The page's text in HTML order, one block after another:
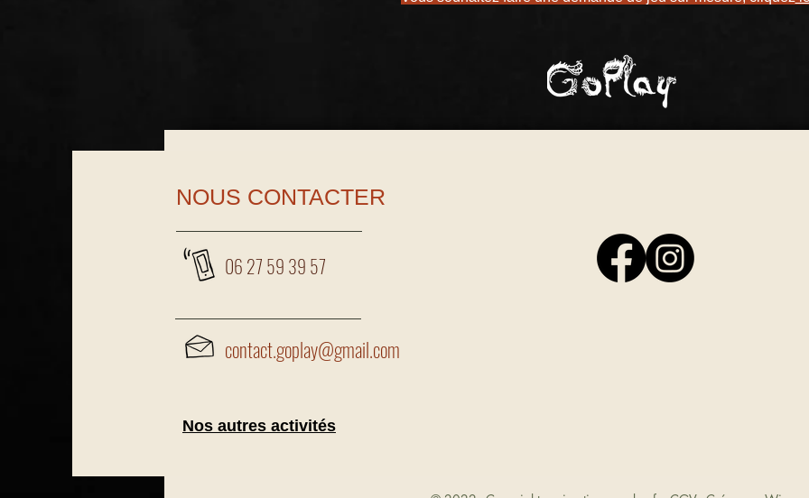
NOUS CONTACTER
06 27 59 39 57
contact.goplay@gmail.com
Nos autres activités